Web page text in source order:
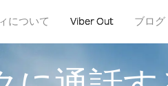
について Viber Out ブログ